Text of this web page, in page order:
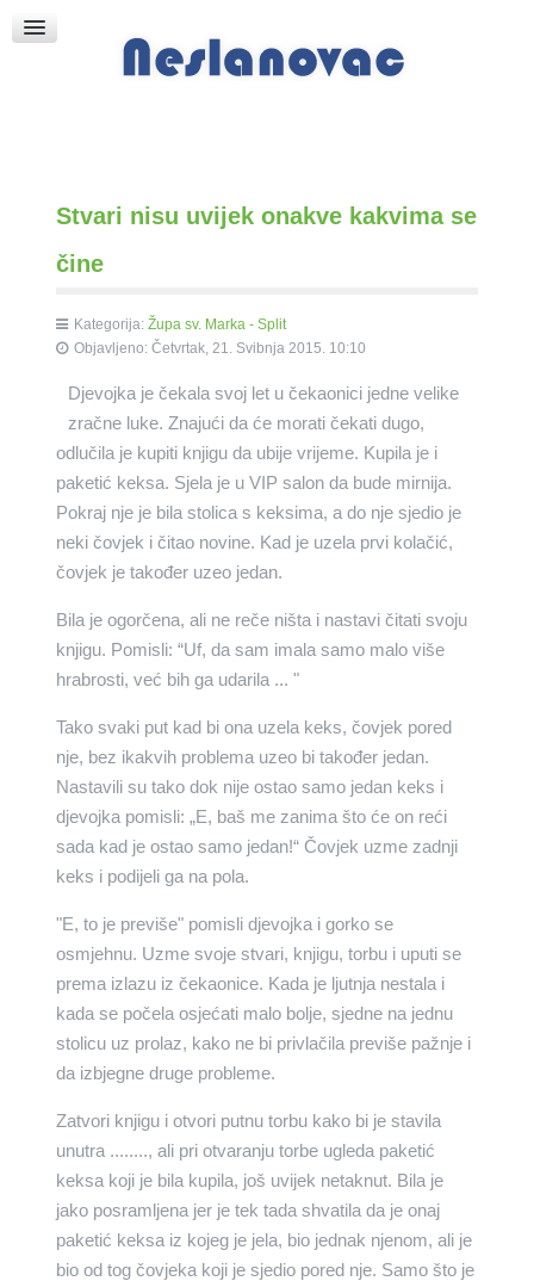
Crkva sv. Marka
Put k Bogu
Stvari nisu uvijek onakve kakvima se
čine
Kategorija: Župa sv. Marka - Split
Objavljeno: Četvrtak, 21. Svibnja 2015. 10:10
Djevojka je čekala svoj let u čekaonici jedne velike
zračne luke. Znajući da će morati čekati dugo,
odlučila je kupiti knjigu da ubije vrijeme. Kupila je i
paketić keksa. Sjela je u VIP salon da bude mirnija.
Pokraj nje je bila stolica s keksima, a do nje sjedio je
neki čovjek i čitao novine. Kad je uzela prvi kolačić,
čovjek je također uzeo jedan.
Bila je ogorčena, ali ne reče ništa i nastavi čitati svoju
knjigu. Pomisli: “Uf, da sam imala samo malo više
hrabrosti, već bih ga udarila ... "
Tako svaki put kad bi ona uzela keks, čovjek pored
nje, bez ikakvih problema uzeo bi također jedan.
Nastavili su tako dok nije ostao samo jedan keks i
djevojka pomisli: „E, baš me zanima što će on reći
sada kad je ostao samo jedan!“ Čovjek uzme zadnji
keks i podijeli ga na pola.
"E, to je previše" pomisli djevojka i gorko se
osmjehnu. Uzme svoje stvari, knjigu, torbu i uputi se
prema izlazu iz čekaonice. Kada je ljutnja nestala i
kada se počela osjećati malo bolje, sjedne na jednu
stolicu uz prolaz, kako ne bi privlačila previše pažnje i
da izbjegne druge probleme.
Zatvori knjigu i otvori putnu torbu kako bi je stavila
unutra ........, ali pri otvaranju torbe ugleda paketić
keksa koji je bila kupila, još uvijek netaknut. Bila je
jako posramljena jer je tek tada shvatila da je onaj
paketić keksa iz kojeg je jela, bio jednak njenom, ali je
bio od tog čovjeka koji je sjedio pored nje. Samo što je